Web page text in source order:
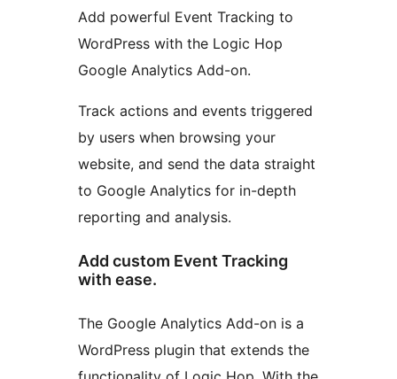
Add powerful Event Tracking to
WordPress with the Logic Hop
Google Analytics Add-on.
Track actions and events triggered
by users when browsing your
website, and send the data straight
to Google Analytics for in-depth
reporting and analysis.
Add custom Event Tracking
with ease.
The Google Analytics Add-on is a
WordPress plugin that extends the